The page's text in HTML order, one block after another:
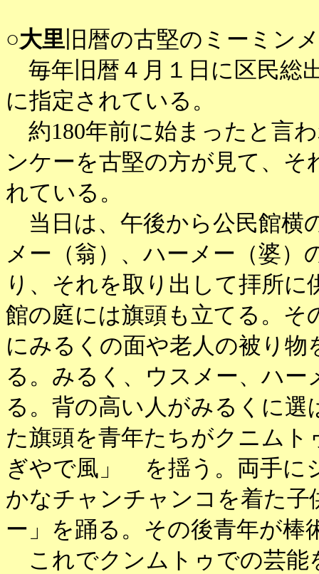
○大里 旧暦の古堅のミーミン
毎年旧暦４月１日に区民総
に指定されている。
約180年前に始まったと言
ンケーを古堅の方が見て、
れている。
当日は、午後から公民館横
メー（翁）、ハーメー（婆）
り、それを取り出して拝所
館の庭には旗頭も立てる。そ
にみるくの面や老人の被り
る。みるく、ウスメー、ハ
る。背の高い人がみるくに
た旗頭を青年たちがクニム
ぎやで風」 を揺う。両手に
かなチャンチャンコを着た
ー」を踊る。その後青年が棒
これでクンムトゥでの芸能